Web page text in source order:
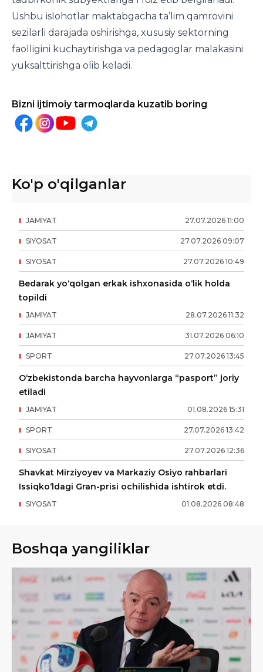
Ushbu islohotlar maktabgacha ta’lim qamrovini
sezilarli darajada oshirishga, xususiy sektorning
faolligini kuchaytirishga va pedagoglar malakasini
yuksalttirishga olib keladi.
Bizni ijtimoiy tarmoqlarda kuzatib boring
Ko'p o'qilganlar
27.07.2026 11:00
JAMIYAT
27.07.2026 09:07
SIYOSAT
27.07.2026 10:49
SIYOSAT
Bedarak yo‘qolgan erkak ishxonasida o‘lik holda
topildi
28.07.2026 11:32
JAMIYAT
31.07.2026 06:10
JAMIYAT
27.07.2026 13:45
SPORT
O‘zbekistonda barcha hayvonlarga “pasport” joriy
etiladi
01.08.2026 15:31
JAMIYAT
27.07.2026 13:42
SPORT
27.07.2026 12:36
SIYOSAT
Shavkat Mirziyoyev va Markaziy Osiyo rahbarlari
Issiqko‘ldagi Gran-prisi ochilishida ishtirok etdi.
01.08.2026 08:48
SIYOSAT
Boshqa yangiliklar